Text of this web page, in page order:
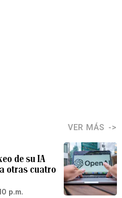
VER MÁS
de su IA
otras cuatro
p.m.